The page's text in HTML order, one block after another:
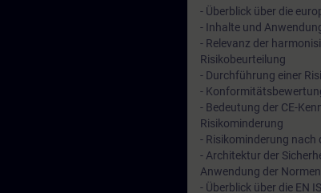
- Überblick über die
- Inhalte und
- Relevanz der
Risikobeurteilung
- Durchführung einer
-
- Bedeutung der CE-
Risikominderung
- Risikominderung nach
- Architektur der
Anwendung der
- Überblick über die EN